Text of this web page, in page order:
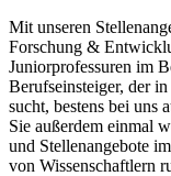
Mit unseren
Forschung &
Juniorprofessuren im
Berufseinsteiger, der
sucht, bestens bei uns
Sie außerdem einmal
und Stellenangebote
von Wissenschaftlern